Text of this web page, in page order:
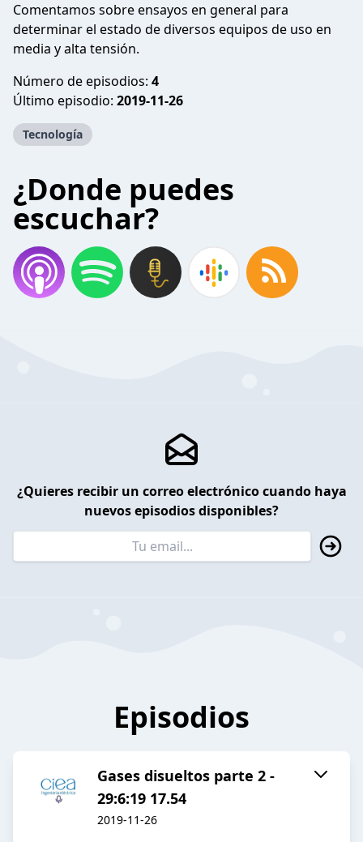
Comentamos sobre ensayos en general para
determinar el estado de diversos equipos de uso en
media y alta tensión.
Número de episodios: 4
Último episodio: 2019-11-26
Tecnología
¿Donde puedes
escuchar?
¿Quieres recibir un correo electrónico cuando haya
nuevos episodios disponibles?
Episodios
Gases disueltos parte 2 -
29:6:19 17.54
2019-11-26